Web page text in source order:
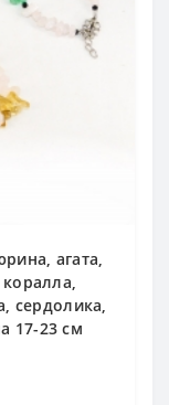
агата,
сердолика,
17-23 см